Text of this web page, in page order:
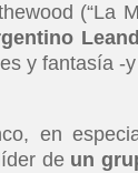
(“La
y fantasía -
en
de un